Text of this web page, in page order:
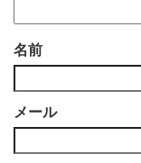
名前
メール